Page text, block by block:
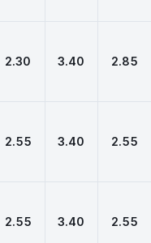
2.30 3.40 2.85
2.55 3.40 2.55
2.55 3.40 2.55